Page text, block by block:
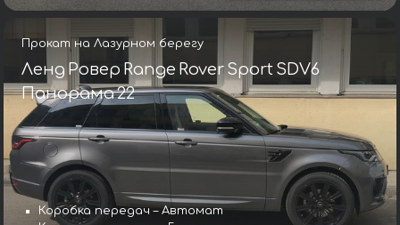
Прокат на Лазурном берегу
Ленд Ровер Range Rover Sport SDV6
Панорама 22
Коробка передач – Автомат